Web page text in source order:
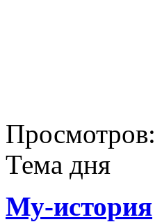
Просмотров:
Тема дня
Му-история